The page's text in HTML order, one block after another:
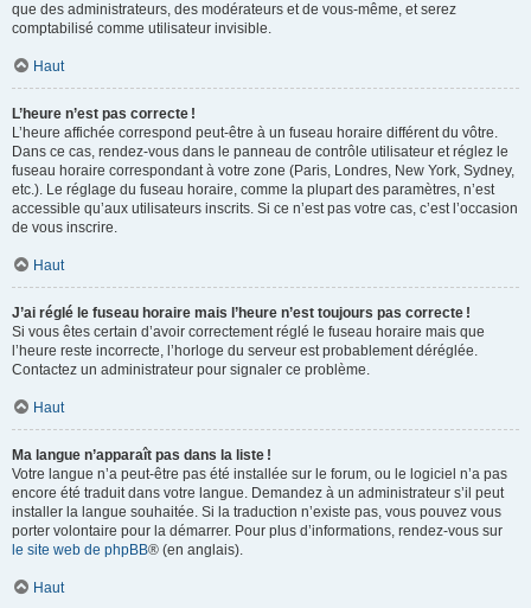
que des administrateurs, des modérateurs et de vous-même, et serez
comptabilisé comme utilisateur invisible.
Haut
L’heure n’est pas correcte !
L’heure affichée correspond peut-être à un fuseau horaire différent du vôtre.
Dans ce cas, rendez-vous dans le panneau de contrôle utilisateur et réglez le
fuseau horaire correspondant à votre zone (Paris, Londres, New York, Sydney,
etc.). Le réglage du fuseau horaire, comme la plupart des paramètres, n’est
accessible qu’aux utilisateurs inscrits. Si ce n’est pas votre cas, c’est l’occasion
de vous inscrire.
Haut
J’ai réglé le fuseau horaire mais l’heure n’est toujours pas correcte !
Si vous êtes certain d’avoir correctement réglé le fuseau horaire mais que
l’heure reste incorrecte, l’horloge du serveur est probablement déréglée.
Contactez un administrateur pour signaler ce problème.
Haut
Ma langue n’apparaît pas dans la liste !
Votre langue n’a peut-être pas été installée sur le forum, ou le logiciel n’a pas
encore été traduit dans votre langue. Demandez à un administrateur s’il peut
installer la langue souhaitée. Si la traduction n’existe pas, vous pouvez vous
porter volontaire pour la démarrer. Pour plus d’informations, rendez-vous sur
le site web de phpBB® (en anglais).
Haut